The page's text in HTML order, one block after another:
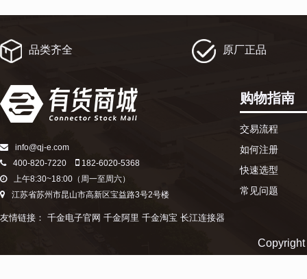
品类齐全 原厂正品
info@qj-e.com
400-820-7220
182-6020-5368
上午8:30~18:00（周一至周六）
江苏省苏州市昆山市高新区宝益路3号2号楼
购物指南
交易流程
如何注册
快速选型
常见问题
友情链接： 千金电子官网 千金阿里 千金淘宝 长江连接器